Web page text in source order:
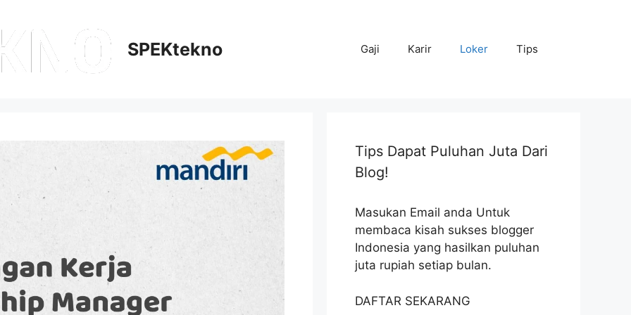
SPEKtekno Gaji Karir Loker Tips
Tips Dapat Puluhan Juta Dari
Blog!
Masukan Email anda Untuk
membaca kisah sukses blogger
Indonesia yang hasilkan puluhan
juta rupiah setiap bulan.
DAFTAR SEKARANG